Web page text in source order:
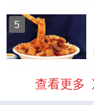
5
查看更多